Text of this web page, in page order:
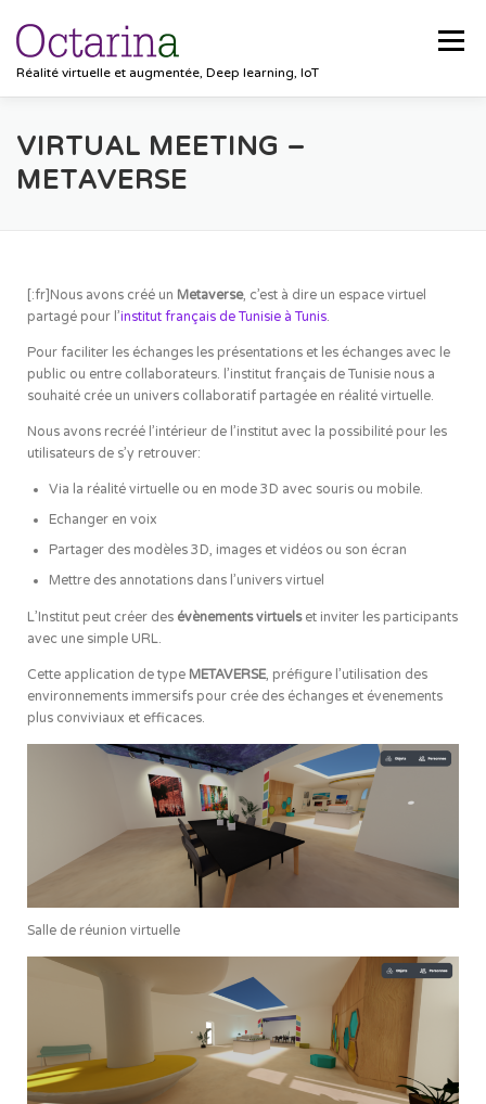
Réalité virtuelle et augmentée, Deep learning, IoT
Menu
ACCUEIL PROJETS SOLUTIONS
CONTACT
VIRTUAL MEETING –
METAVERSE
[:fr]Nous avons créé un Metaverse, c’est à dire un espace virtuel
partagé pour l’institut français de Tunisie à Tunis.
Pour faciliter les échanges les présentations et les échanges avec le
public ou entre collaborateurs. l’institut français de Tunisie nous a
souhaité crée un univers collaboratif partagée en réalité virtuelle.
Nous avons recréé l’intérieur de l’institut avec la possibilité pour les
utilisateurs de s’y retrouver:
Via la réalité virtuelle ou en mode 3D avec souris ou mobile.
Echanger en voix
Partager des modèles 3D, images et vidéos ou son écran
Mettre des annotations dans l’univers virtuel
L’Institut peut créer des évènements virtuelset inviter les participants
avec une simple URL.
Cette application de type METAVERSE, préfigure l’utilisation des
environnements immersifs pour crée des échanges et évenements
plus conviviaux et efficaces.
Salle de réunion virtuelle